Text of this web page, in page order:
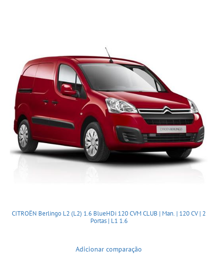
CITROËN Berlingo L2 (L2) 1.6 BlueHDi 120 CVM CLUB | Man. | 120 CV | 2
Portas | L1 1.6
Adicionar comparação